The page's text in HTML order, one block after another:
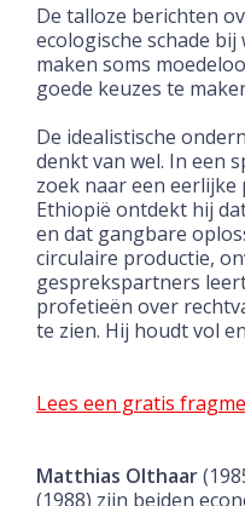
De talloze berichten
ecologische schade
maken soms
goede keuzes te
De idealistische
denkt van wel. In een
zoek naar een eerlijke
Ethiopië ontdekt hij
en dat gangbare
circulaire productie,
gesprekspartners
profetieën over
te zien. Hij houdt vol
Lees een gratis
Matthias Olthaar
(1988) zijn beiden